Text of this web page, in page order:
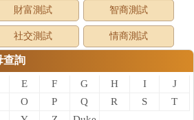
財富測試 智商測試
社交測試 情商測試
查詢
E F G H I
J
O P Q R S
T